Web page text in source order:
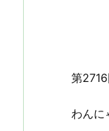
第
わんに